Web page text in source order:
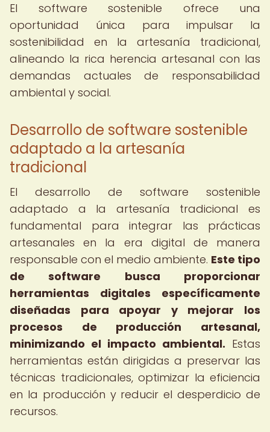
El software sostenible ofrece una
oportunidad única para impulsar la
sostenibilidad en la artesanía tradicional,
alineando la rica herencia artesanal con las
demandas actuales de responsabilidad
ambiental y social.
Desarrollo de software sostenible
adaptado a la artesanía
tradicional
El desarrollo de software sostenible
adaptado a la artesanía tradicional es
fundamental para integrar las prácticas
artesanales en la era digital de manera
responsable con el medio ambiente. Este tipo
de software busca proporcionar
herramientas digitales específicamente
diseñadas para apoyar y mejorar los
procesos de producción artesanal,
minimizando el impacto ambiental. Estas
herramientas están dirigidas a preservar las
técnicas tradicionales, optimizar la eficiencia
en la producción y reducir el desperdicio de
recursos.